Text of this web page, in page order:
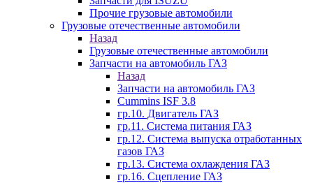
Прочие грузовые автомобили
Грузовые отечественные автомобили
Назад
Грузовые отечественные автомобили
Запчасти на автомобиль ГАЗ
Назад
Запчасти на автомобиль ГАЗ
Cummins ISF 3.8
гр.10. Двигатель ГАЗ
гр.11. Система питания ГАЗ
гр.12. Система выпуска отработанных
газов ГАЗ
гр.13. Система охлаждения ГАЗ
гр.16. Сцепление ГАЗ